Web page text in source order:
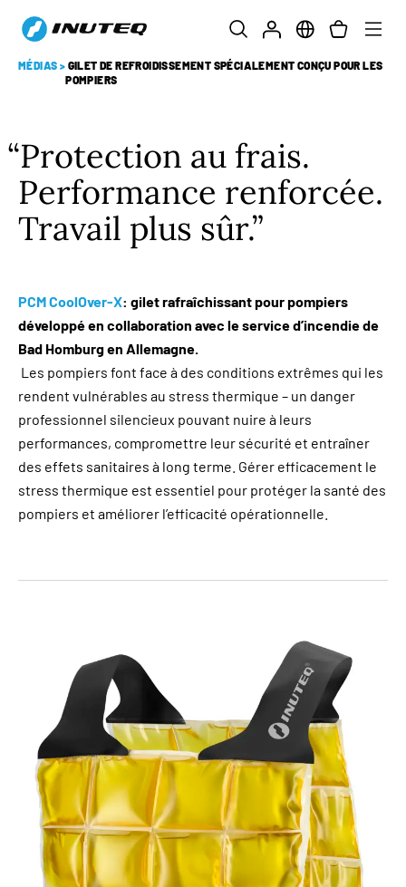
MÉDIAS > GILET DE REFROIDISSEMENT SPÉCIALEMENT CONÇU POUR LES
POMPIERS
Protection au frais.
Performance renforcée.
Travail plus sûr.
PCM CoolOver-X: gilet rafraîchissant pour pompiers
développé en collaboration avec le service d’incendie de
Bad Homburg en Allemagne.
Les pompiers font face à des conditions extrêmes qui les
rendent vulnérables au stress thermique – un danger
professionnel silencieux pouvant nuire à leurs
performances, compromettre leur sécurité et entraîner
des effets sanitaires à long terme. Gérer efficacement le
stress thermique est essentiel pour protéger la santé des
pompiers et améliorer l’efficacité opérationnelle.